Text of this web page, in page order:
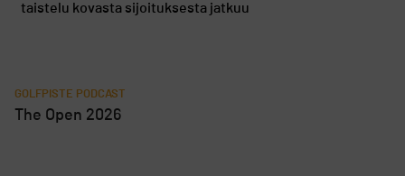
taistelu kovasta sijoituksesta jatkuu
GOLFPISTE PODCAST
The Open 2026